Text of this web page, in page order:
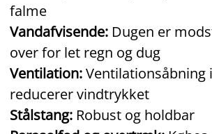
falme
Vandafvisende: Dugen er
over for let regn og dug
Ventilation:Ventilationsåbning
reducerer vindtrykket
Stålstang: Robust og holdbar